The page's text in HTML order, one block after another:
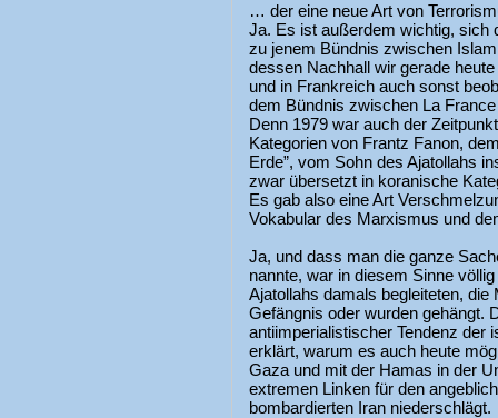
… der eine neue Art von
Ja. Es ist außerdem wichtig, sich
zu jenem Bündnis zwischen
dessen Nachhall wir gerade
und in Frankreich auch sonst
dem Bündnis zwischen La
Denn 1979 war auch der
Kategorien von Frantz Fanon,
Erde”, vom Sohn des Ajatollahs
zwar übersetzt in koranische
Es gab also eine Art
Vokabular des Marxismus und
Ja, und dass man die ganze
nannte, war in diesem Sinne
Ajatollahs damals begleiteten,
Gefängnis oder wurden gehängt.
antiimperialistischer Tendenz der
erklärt, warum es auch heute
Gaza und mit der Hamas in der
extremen Linken für den
bombardierten Iran niederschlägt.